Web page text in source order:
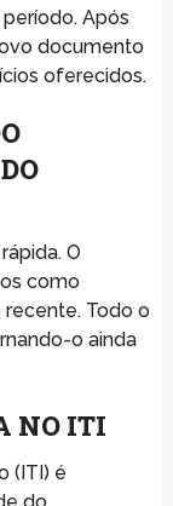
Após
documento
oferecidos.
O
como
Todo o
o ainda
NO ITI
(ITI) é
do